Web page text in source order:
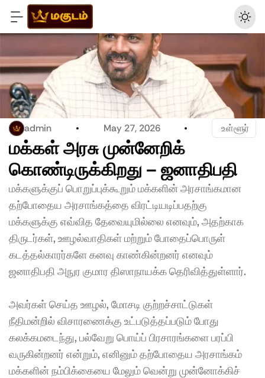
admin May 27, 2026 உள்ளூர்
மக்கள் அரசு முன்னேறிக்
கொண்டிருக்கிறது – ஜனாதிபதி
மக்களுக்குப் பொறுப்புக்கூறும் மக்களின் அரசாங்கமான
தற்போதைய அரசாங்கத்தை விரட்டியடிப்பதற்கு
மக்களுக்கு எவ்வித தேவையுமில்லை எனவும், அதற்காக
திருடர்கள், ஊழல்வாதிகள் மற்றும் போதைப்பொருள்
கடத்தல்காரர்களே கனவு காண்கின்றனர் எனவும்
ஜனாதிபதி அநுர குமார திஸாநாயக்க தெரிவித்துள்ளார்.
அவர்கள் செய்த ஊழல், மோசடி குற்றச்சாட்டுகள்
நீதிமன்றில் விசாரணைக்கு உட்படுத்தப்படும் போது
கலக்கமடைந்து, பல்வேறு பொய்ப் பிரசாரங்களை பரப்பி
வருகின்றனர் என்றும், எனினும் தற்போதைய அரசாங்கம்
மக்களின் நம்பிக்கையை மேலும் வென்று முன்னோக்கிச்